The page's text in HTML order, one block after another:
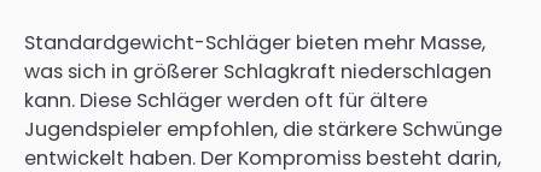
Standardgewicht-Schläger bieten mehr Masse,
was sich in größerer Schlagkraft niederschlagen
kann. Diese Schläger werden oft für ältere
Jugendspieler empfohlen, die stärkere Schwünge
entwickelt haben. Der Kompromiss besteht darin,